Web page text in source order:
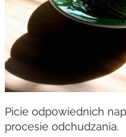
Picie odpowiednich
procesie odchudzania.